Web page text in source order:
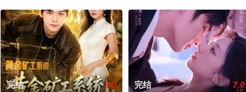
完结 3.0 完结 7.0